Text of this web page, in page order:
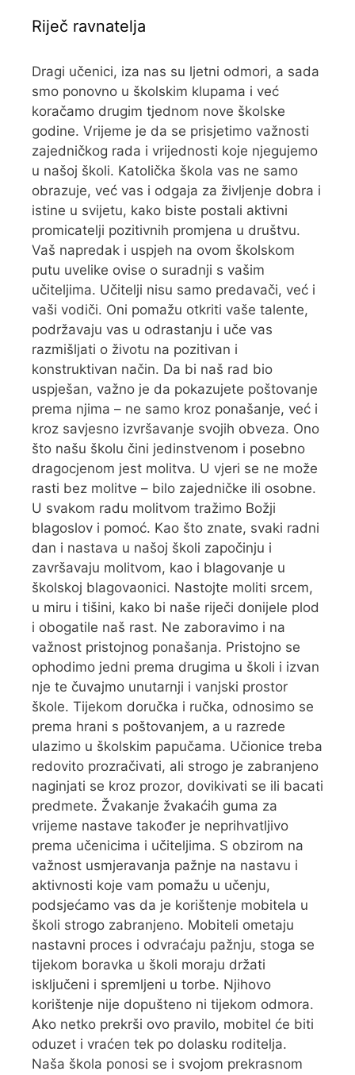
Riječ ravnatelja
Dragi učenici, iza nas su ljetni odmori, a sada
smo ponovno u školskim klupama i već
koračamo drugim tjednom nove školske
godine. Vrijeme je da se prisjetimo važnosti
zajedničkog rada i vrijednosti koje njegujemo
u našoj školi. Katolička škola vas ne samo
obrazuje, već vas i odgaja za življenje dobra i
istine u svijetu, kako biste postali aktivni
promicatelji pozitivnih promjena u društvu.
Vaš napredak i uspjeh na ovom školskom
putu uvelike ovise o suradnji s vašim
učiteljima. Učitelji nisu samo predavači, već i
vaši vodiči. Oni pomažu otkriti vaše talente,
podržavaju vas u odrastanju i uče vas
razmišljati o životu na pozitivan i
konstruktivan način. Da bi naš rad bio
uspješan, važno je da pokazujete poštovanje
prema njima – ne samo kroz ponašanje, već i
kroz savjesno izvršavanje svojih obveza. Ono
što našu školu čini jedinstvenom i posebno
dragocjenom jest molitva. U vjeri se ne može
rasti bez molitve – bilo zajedničke ili osobne.
U svakom radu molitvom tražimo Božji
blagoslov i pomoć. Kao što znate, svaki radni
dan i nastava u našoj školi započinju i
završavaju molitvom, kao i blagovanje u
školskoj blagovaonici. Nastojte moliti srcem,
u miru i tišini, kako bi naše riječi donijele plod
i obogatile naš rast. Ne zaboravimo i na
važnost pristojnog ponašanja. Pristojno se
ophodimo jedni prema drugima u školi i izvan
nje te čuvajmo unutarnji i vanjski prostor
škole. Tijekom doručka i ručka, odnosimo se
prema hrani s poštovanjem, a u razrede
ulazimo u školskim papučama. Učionice treba
redovito prozračivati, ali strogo je zabranjeno
naginjati se kroz prozor, dovikivati se ili bacati
predmete. Žvakanje žvakaćih guma za
vrijeme nastave također je neprihvatljivo
prema učenicima i učiteljima. S obzirom na
važnost usmjeravanja pažnje na nastavu i
aktivnosti koje vam pomažu u učenju,
podsjećamo vas da je korištenje mobitela u
školi strogo zabranjeno. Mobiteli ometaju
nastavni proces i odvraćaju pažnju, stoga se
tijekom boravka u školi moraju držati
isključeni i spremljeni u torbe. Njihovo
korištenje nije dopušteno ni tijekom odmora.
Ako netko prekrši ovo pravilo, mobitel će biti
oduzet i vraćen tek po dolasku roditelja.
Naša škola ponosi se i svojom prekrasnom